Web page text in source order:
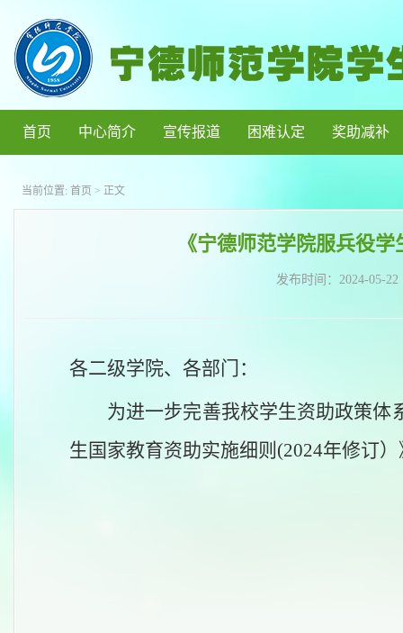
首页 中心简介 宣传报道 困难认定 奖助减补
当前位置: 首页 > 正文
《宁德师范学院服兵役
发布时间：2024-05-22
各二级学院、各部门：
为进一步完善我校学生资助政策体
生国家教育资助实施细则(2024年修订